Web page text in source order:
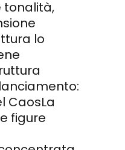
tonalità,
lo
CaosLa
figure